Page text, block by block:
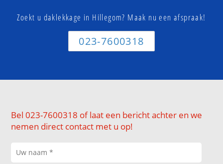
Zoekt u daklekkage in Hillegom? Maak nu een afspraak!
023-7600318
Bel 023-7600318 of laat een bericht achter en we
nemen direct contact met u op!